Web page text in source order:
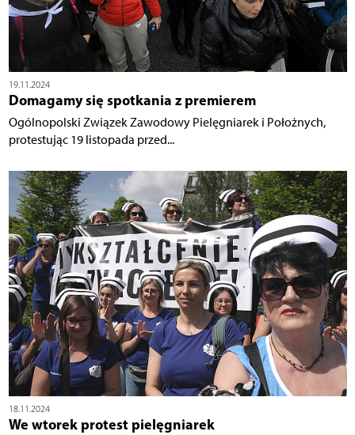
19.11.2024
Domagamy się spotkania z premierem
Ogólnopolski Związek Zawodowy Pielęgniarek i Położnych,
protestując 19 listopada przed...
18.11.2024
We wtorek protest pielęgniarek